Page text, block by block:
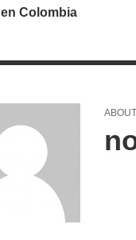
en Colombia